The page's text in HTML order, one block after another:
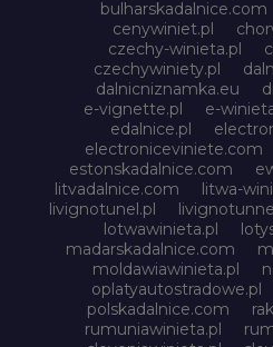
bulharskadalnice.com
cenywiniet.pl
czechy-winieta.pl
czechywiniety.pl
dalnicniznamka.eu
e-vignette.pl
e-
edalnice.pl
electroniceviniete.com
estonskadalnice.com
litvadalnice.com
litwa-
livignotunel.pl
lotwawinieta.pl
madarskadalnice.com
moldawiawinieta.pl
oplatyautostradowe.pl
polskadalnice.com
rumuniawinieta.pl